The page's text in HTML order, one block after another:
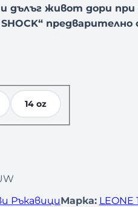
и дълъг живот дори
предварително
14 oz
РъкавициМарка: LEONE